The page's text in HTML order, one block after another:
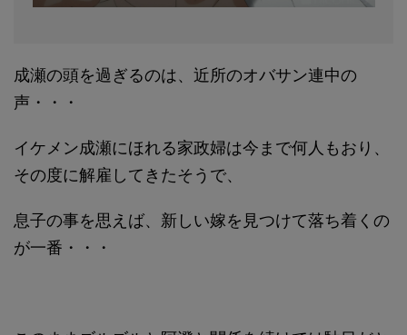
成瀬の頭を過ぎるのは、近所のオバサン連中の
声・・・
イケメン成瀬にほれる家政婦は今まで何人もおり、
その度に解雇してきたそうで、
息子の事を思えば、新しい嫁を見つけて落ち着くの
が一番・・・